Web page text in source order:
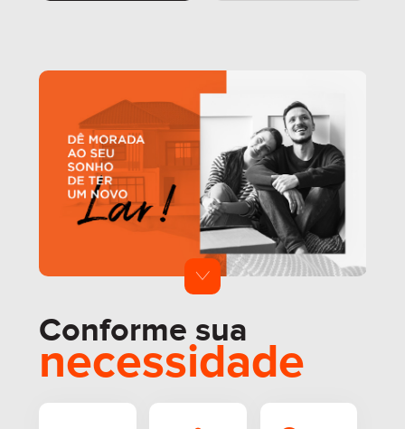
Conforme sua
necessidade